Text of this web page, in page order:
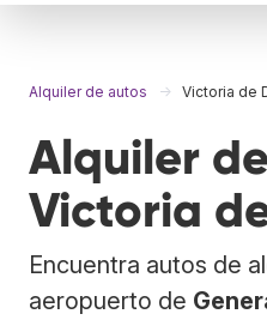
Alquiler de autos Victoria de
Alquiler
Victoria
Encuentra autos de
aeropuerto de